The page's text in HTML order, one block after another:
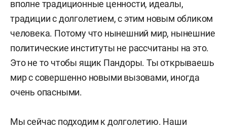
вполне традиционные ценности, идеалы,
традиции с долголетием, с этим новым обликом
человека. Потому что нынешний мир, нынешние
политические институты не рассчитаны на это.
Это не то чтобы ящик Пандоры. Ты открываешь
мир с совершенно новыми вызовами, иногда
очень опасными.
Мы сейчас подходим к долголетию. Наши